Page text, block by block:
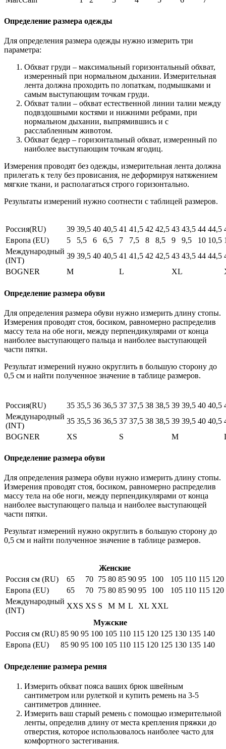
Определение размера одежды
Для определения размера одежды нужно измерить три
параметра:
Обхват груди – максимальный горизонтальный обхват,
измеренный при нормальном дыхании. Измерительная
лента должна проходить по лопаткам, подмышками и
самым выступающим точкам груди.
Обхват талии – обхват естественной линии талии между
подвздошными костями и нижними ребрами, при
нормальном дыхании, выпрямившись и с
расслабленным животом.
Обхват бедер – горизонтальный обхват, измеренный по
наиболее выступающим точкам ягодиц.
Измерения проводят без одежды, измерительная лента должна
прилегать к телу без провисания, не деформируя натяжением
мягкие ткани, и располагаться строго горизонтально.
Результаты измерений нужно соотнести с таблицей размеров.
Россия(RU) 39 39,5 40 40,5 41 41,5 42 42,5 43 43,5 44 44,5
Европа (EU)
5 5,5 6 6,5 7 7,5 8 8,5 9 9,5 10 10,5
Международный
(INT)
39 39,5 40 40,5 41 41,5 42 42,5 43 43,5 44 44,5
BOGNER
M L XL
Определение размера обуви
Для определения размера обуви нужно измерить длину стопы.
Измерения проводят стоя, босиком, равномерно распределив
массу тела на обе ноги, между перпендикулярами от конца
наиболее выступающего пальца и наиболее выступающей
части пятки.
Результат измерений нужно округлить в большую сторону до
0,5 см и найти полученное значение в таблице размеров.
Россия(RU) 35 35,5 36 36,5 37 37,5 38 38,5 39 39,5 40 40,5
Международный
(INT)
35 35,5 36 36,5 37 37,5 38 38,5 39 39,5 40 40,5
BOGNER
XS S M
Определение размера обуви
Для определения размера обуви нужно измерить длину стопы.
Измерения проводят стоя, босиком, равномерно распределив
массу тела на обе ноги, между перпендикулярами от конца
наиболее выступающего пальца и наиболее выступающей
части пятки.
Результат измерений нужно округлить в большую сторону до
0,5 см и найти полученное значение в таблице размеров.
Женские
Россия см (RU)
65 70 75 80 85 90 95 100 105 110 115 120
Европа (EU)
65 70 75 80 85 90 95 100 105 110 115 120
Международный
(INT)
XXS XS S M M L XL XXL
Мужские
Россия см (RU) 85 90 95 100 105 110 115 120 125 130 135 140
Европа (EU)
85 90 95 100 105 110 115 120 125 130 135 140
Определение размера ремня
Измерить обхват пояса ваших брюк швейным
сантиметром или рулеткой и купить ремень на 3-5
сантиметров длиннее.
Измерить ваш старый ремень с помощью измерительной
ленты, определив длину от места крепления пряжки до
отверстия, которое использовалось наиболее часто для
комфортного застегивания.